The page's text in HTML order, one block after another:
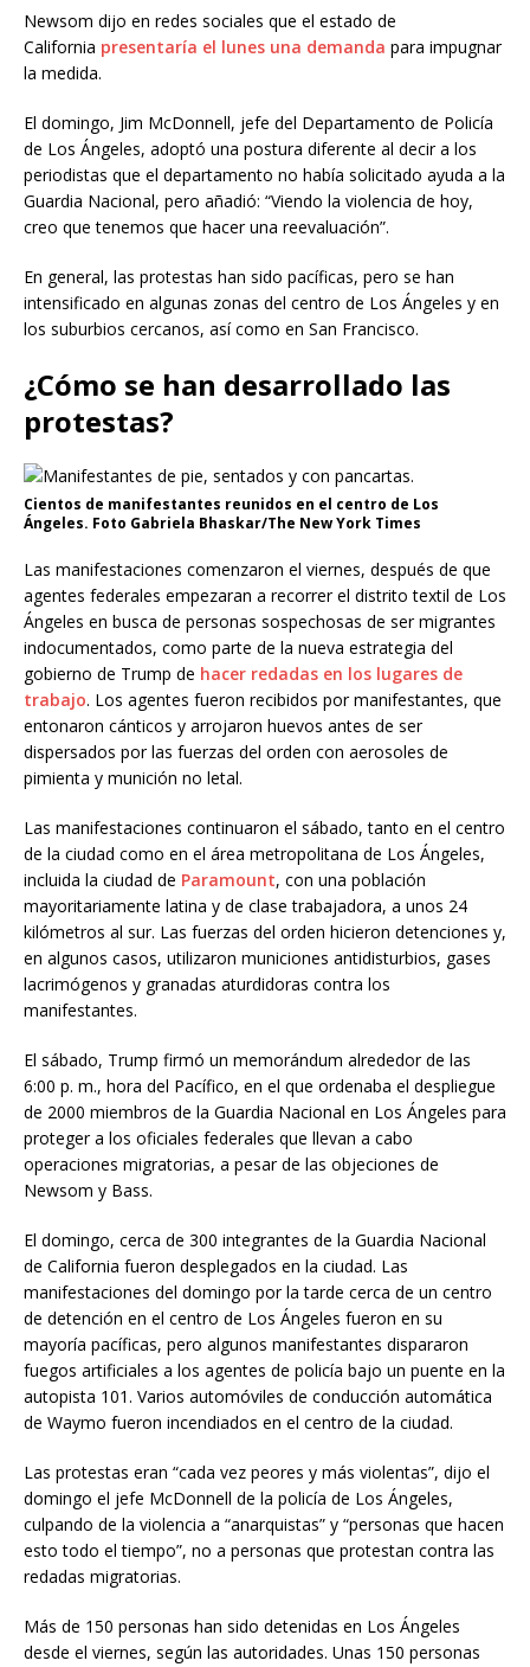
Newsom dijo en redes sociales que el estado de
California presentaría el lunes una demanda para impugnar
la medida.
El domingo, Jim McDonnell, jefe del Departamento de Policía
de Los Ángeles, adoptó una postura diferente al decir a los
periodistas que el departamento no había solicitado ayuda a la
Guardia Nacional, pero añadió: “Viendo la violencia de hoy,
creo que tenemos que hacer una reevaluación”.
En general, las protestas han sido pacíficas, pero se han
intensificado en algunas zonas del centro de Los Ángeles y en
los suburbios cercanos, así como en San Francisco.
¿Cómo se han desarrollado las
protestas?
Cientos de manifestantes reunidos en el centro de Los
Ángeles. Foto Gabriela Bhaskar/The New York Times
Las manifestaciones comenzaron el viernes, después de que
agentes federales empezaran a recorrer el distrito textil de Los
Ángeles en busca de personas sospechosas de ser migrantes
indocumentados, como parte de la nueva estrategia del
gobierno de Trump de hacer redadas en los lugares de
trabajo. Los agentes fueron recibidos por manifestantes, que
entonaron cánticos y arrojaron huevos antes de ser
dispersados por las fuerzas del orden con aerosoles de
pimienta y munición no letal.
Las manifestaciones continuaron el sábado, tanto en el centro
de la ciudad como en el área metropolitana de Los Ángeles,
incluida la ciudad de Paramount, con una población
mayoritariamente latina y de clase trabajadora, a unos 24
kilómetros al sur. Las fuerzas del orden hicieron detenciones y,
en algunos casos, utilizaron municiones antidisturbios, gases
lacrimógenos y granadas aturdidoras contra los
manifestantes.
El sábado, Trump firmó un memorándum alrededor de las
6:00 p. m., hora del Pacífico, en el que ordenaba el despliegue
de 2000 miembros de la Guardia Nacional en Los Ángeles para
proteger a los oficiales federales que llevan a cabo
operaciones migratorias, a pesar de las objeciones de
Newsom y Bass.
El domingo, cerca de 300 integrantes de la Guardia Nacional
de California fueron desplegados en la ciudad. Las
manifestaciones del domingo por la tarde cerca de un centro
de detención en el centro de Los Ángeles fueron en su
mayoría pacíficas, pero algunos manifestantes dispararon
fuegos artificiales a los agentes de policía bajo un puente en la
autopista 101. Varios automóviles de conducción automática
de Waymo fueron incendiados en el centro de la ciudad.
Las protestas eran “cada vez peores y más violentas”, dijo el
domingo el jefe McDonnell de la policía de Los Ángeles,
culpando de la violencia a “anarquistas” y “personas que hacen
esto todo el tiempo”, no a personas que protestan contra las
redadas migratorias.
Más de 150 personas han sido detenidas en Los Ángeles
desde el viernes, según las autoridades. Unas 150 personas